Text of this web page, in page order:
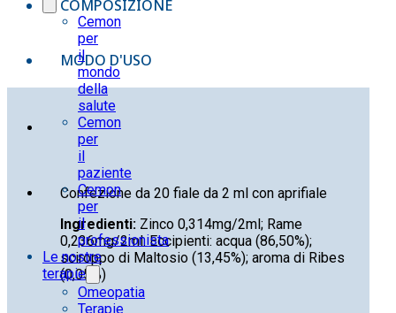
Cemon
per
il
mondo
della
salute
Cemon
per
il
paziente
Cemon
per
il
professionista
Le nostre
terapie
Omeopatia
Terapie
COMPOSIZIONE
MODO D'USO
Confezione da 20 fiale da 2 ml con aprifiale
Ingredienti: Zinco 0,314mg/2ml; Rame
0,236mg/2ml. Eccipienti: acqua (86,50%);
sciroppo di Maltosio (13,45%); aroma di Ribes
(0,05%)